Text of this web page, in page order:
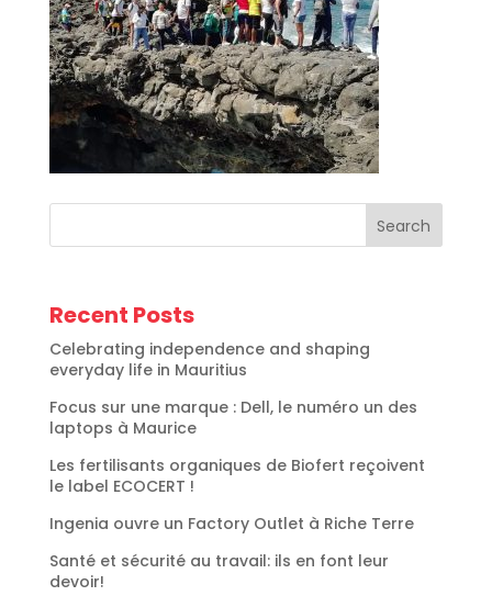
Search
Recent Posts
Celebrating independence and shaping
everyday life in Mauritius
Focus sur une marque : Dell, le numéro un des
laptops à Maurice
Les fertilisants organiques de Biofert reçoivent
le label ECOCERT !
Ingenia ouvre un Factory Outlet à Riche Terre
Santé et sécurité au travail: ils en font leur
devoir!